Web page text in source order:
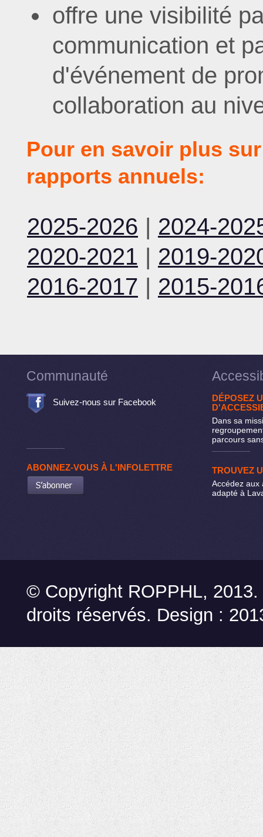
offre une visibilité
communication et
d'événement de
collaboration au
Pour en savoir plus
rapports annuels:
2025-2026 | 2024-
2020-2021 | 2019-
2016-2017 | 2015-
Communauté
Suivez-nous sur Facebook
ABONNEZ-VOUS À L'INFOLETTRE
DÉPOSEZ
Dans sa
parcours
TROUVEZ
Accédez aux
adapté à
© Copyright ROPPHL, 2013.
droits réservés. Design :